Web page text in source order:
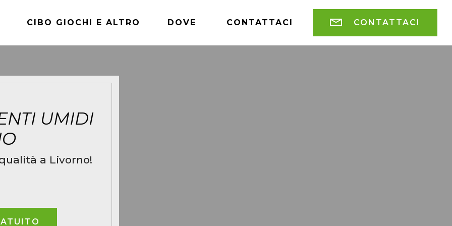
CIBO GIOCHI E ALTRO DOVE CONTATTACI CONTATTACI
UMIDI
a Livorno!